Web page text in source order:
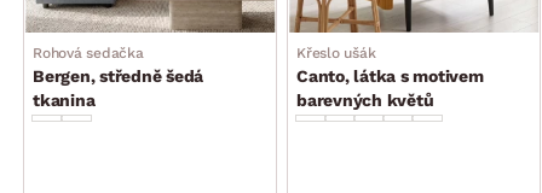
Rohová sedačka
Bergen, středně šedá
tkanina
Křeslo ušák
Canto, látka s motivem
barevných květů